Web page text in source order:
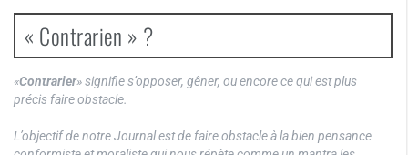
« Contrarien » ?
«Contrarier» signifie s’opposer, gêner, ou encore ce qui est plus
précis faire obstacle.
L’objectif de notre Journal est de faire obstacle à la bien pensance